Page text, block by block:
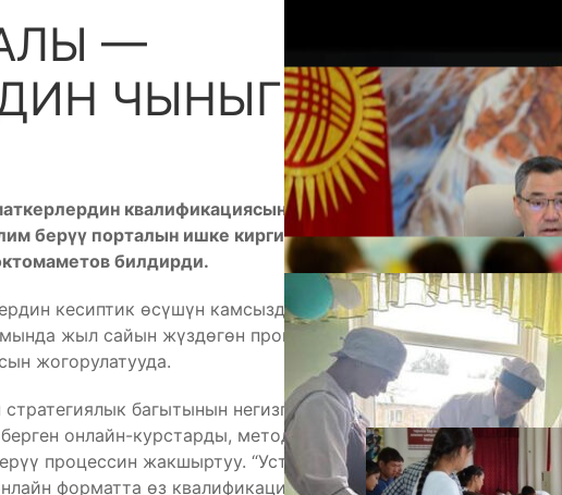
—
ЧЫНЫГЫ УСТАТЫ
квалификациясын жогорулатуу жана кайра
берүү порталын ишке киргизди. Бул тууралуу
билдирди.
кесиптик өсүшүн камсыздап келаткан алдыңкы билим
жыл сайын жүздөгөн программаны иштеп чыгып,
жогорулатууда.
багытынын негизги бөлүгү. Биздин максат —
онлайн-курстарды, методикалык материалдарды
процессин жакшыртуу. “Устат” платформасы
форматта өз квалификациясын жогорулатууга кеңири